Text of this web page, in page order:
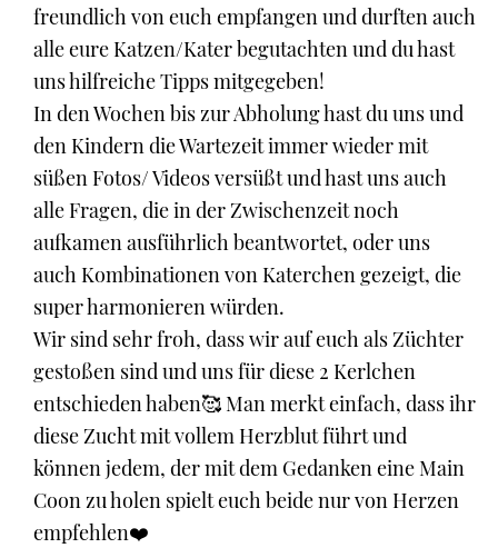
freundlich von euch empfangen und durften auch
alle eure Katzen/Kater begutachten und du hast
uns hilfreiche Tipps mitgegeben!
In den Wochen bis zur Abholung hast du uns und
den Kindern die Wartezeit immer wieder mit
süßen Fotos/ Videos versüßt und hast uns auch
alle Fragen, die in der Zwischenzeit noch
aufkamen ausführlich beantwortet, oder uns
auch Kombinationen von Katerchen gezeigt, die
super harmonieren würden.
Wir sind sehr froh, dass wir auf euch als Züchter
gestoßen sind und uns für diese 2 Kerlchen
entschieden haben🥰 Man merkt einfach, dass ihr
diese Zucht mit vollem Herzblut führt und
können jedem, der mit dem Gedanken eine Main
Coon zu holen spielt euch beide nur von Herzen
empfehlen❤️